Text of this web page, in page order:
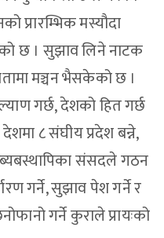
प्रारम्भिक मस्यौदा
छ । सुझाव लिने नाटक
मञ्चन भैसकेको छ ।
गर्छ, देशको हित गर्छ
देशमा ८ संघीय प्रदेश बन्ने,
संसदले गठन
गर्ने, सुझाव पेश गर्ने र
गर्ने कुराले प्रायःको